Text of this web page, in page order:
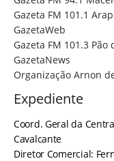
Gazeta FM 101.1
GazetaWeb
Gazeta FM 101.3 Pão
GazetaNews
Organização Arnon
Expediente
Coord. Geral da
Cavalcante
Diretor Comercial: